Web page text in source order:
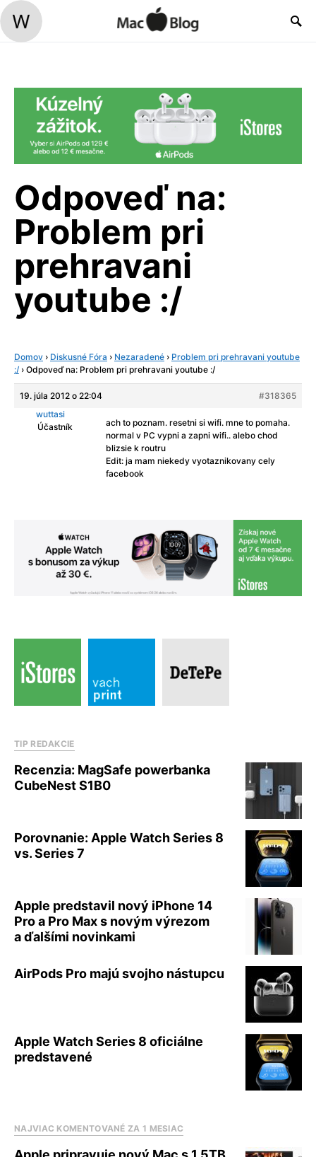
Odpoveď na:
Problem pri
prehravani
youtube :/
Domov › Diskusné Fóra › Nezaradené › Problem pri prehravani youtube
:/ › Odpoveď na: Problem pri prehravani youtube :/
19. júla 2012 o 22:04
#318365
wuttasi
Účastník
ach to poznam. resetni si wifi. mne to pomaha.
normal v PC vypni a zapni wifi.. alebo chod
blizsie k routru
Edit: ja mam niekedy vyotaznikovany cely
facebook
TIP REDAKCIE
Recenzia: MagSafe powerbanka
CubeNest S1B0
Porovnanie: Apple Watch Series 8
vs. Series 7
Apple predstavil nový iPhone 14
Pro a Pro Max s novým výrezom
a ďalšími novinkami
AirPods Pro majú svojho nástupcu
Apple Watch Series 8 oficiálne
predstavené
NAJVIAC KOMENTOVANÉ ZA 1 MESIAC